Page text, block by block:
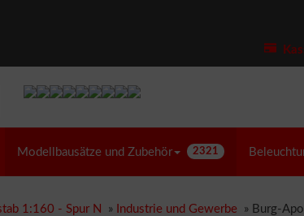
Modellbausätze und Zubehör 2321
1:160 - Spur N » Industrie und Gewerbe » Burg-